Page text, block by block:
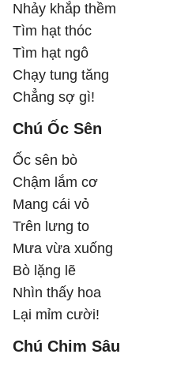
Nhảy khắp thềm
Tìm hạt thóc
Tìm hạt ngô
Chạy tung tăng
Chẳng sợ gì!
Chú Ốc Sên
Ốc sên bò
Chậm lắm cơ
Mang cái vỏ
Trên lưng to
Mưa vừa xuống
Bò lặng lẽ
Nhìn thấy hoa
Lại mỉm cười!
Chú Chim Sâu